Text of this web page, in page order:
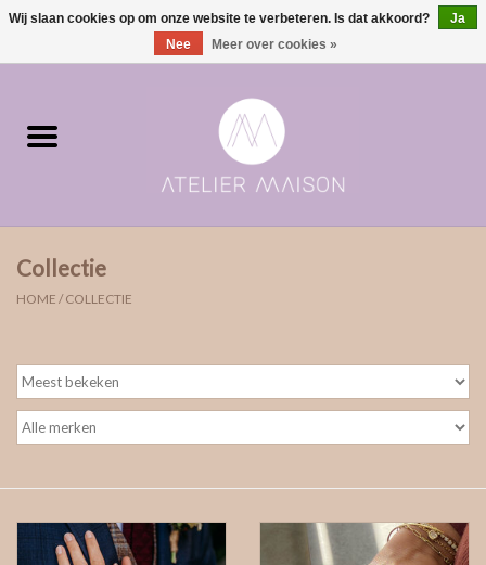
0 Artikelen - €0,00
Moments | verloving & geboorte
Soulmates
gepersonaliseerde juwelen
Collectie
HOME /COLLECTIE
Wij slaan cookies op om onze website te verbeteren. Is dat akkoord?
Ja
Nee
Meer over cookies »